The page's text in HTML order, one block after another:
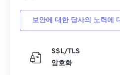
보안에 대한 당사의 노력에
SSL/TLS
암호화